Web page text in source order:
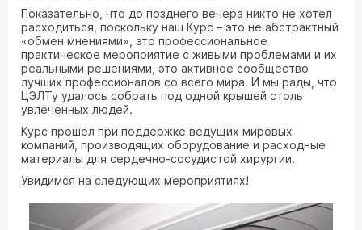
Показательно, что до позднего вечера никто не хотел
расходиться, поскольку наш Курс – это не абстрактный
«обмен мнениями», это профессиональное
практическое мероприятие с живыми проблемами и их
реальными решениями, это активное сообщество
лучших профессионалов со всего мира. И мы рады, что
ЦЭЛТу удалось собрать под одной крышей столь
увлеченных людей.
Курс прошел при поддержке ведущих мировых
компаний, производящих оборудование и расходные
материалы для сердечно-сосудистой хирургии.
Увидимся на следующих мероприятиях!